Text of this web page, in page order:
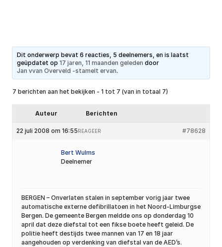
Dit onderwerp bevat 6 reacties, 5 deelnemers, en is laatst
geüpdatet op17 jaren, 11 maanden geleden door
Jan vvan Overveld -stamelt ervan.
7 berichten aan het bekijken - 1 tot 7 (van in totaal 7)
Auteur Berichten
22 juli 2008 om 16:55 #78628
REAGEER
Bert Wulms
Deelnemer
BERGEN – Onverlaten stalen in september vorig jaar twee
automatische externe defibrillatoen in het Noord-Limburgse
Bergen. De gemeente Bergen meldde ons op donderdag 10
april dat deze diefstal tot een fikse boete heeft geleid. De
politie heeft destijds twee mannen van 17 en 18 jaar
aangehouden op verdenking van diefstal van de AED’s.